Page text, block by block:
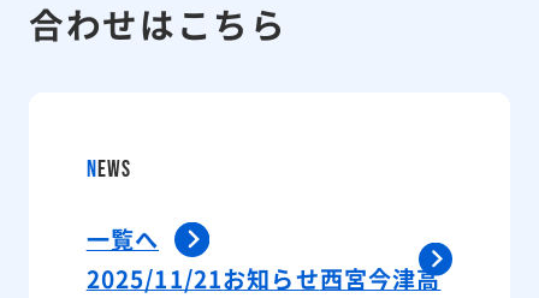
合わせはこちら
N EWS
一覧へ
2025/11/21お知らせ西宮今津高